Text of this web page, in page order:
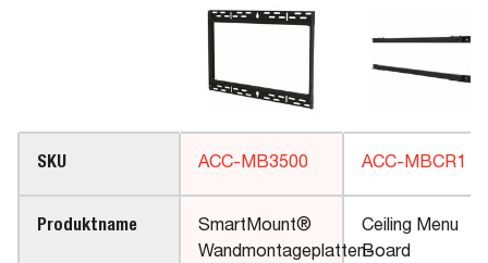
SKU ACC-MB3500 ACC-MBCR1
Produktname
SmartMount®
Wandmontageplatten-
Ceiling Menu
Board